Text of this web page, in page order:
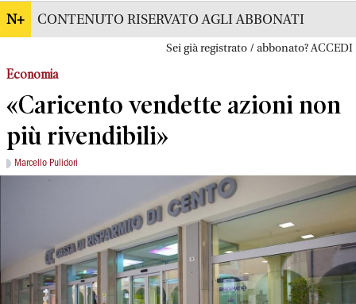
N+ CONTENUTO RISERVATO AGLI ABBONATI
Sei già registrato / abbonato? ACCEDI
Economia
«Caricento vendette azioni non
più rivendibili»
Marcello Pulidori